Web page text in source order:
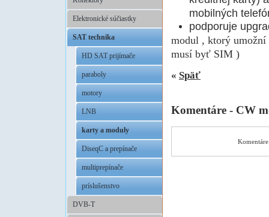
Elektronické súčiastky
SAT technika
HD SAT prijímače
paraboly
motory
LNB
karty a moduly
DiseqC a prepínače
multiprepínače
príslušenstvo
DVB-T
mobilných
podporuje
modul , ktorý umožní
musí byť SIM )
« Späť
Komentáre - CW